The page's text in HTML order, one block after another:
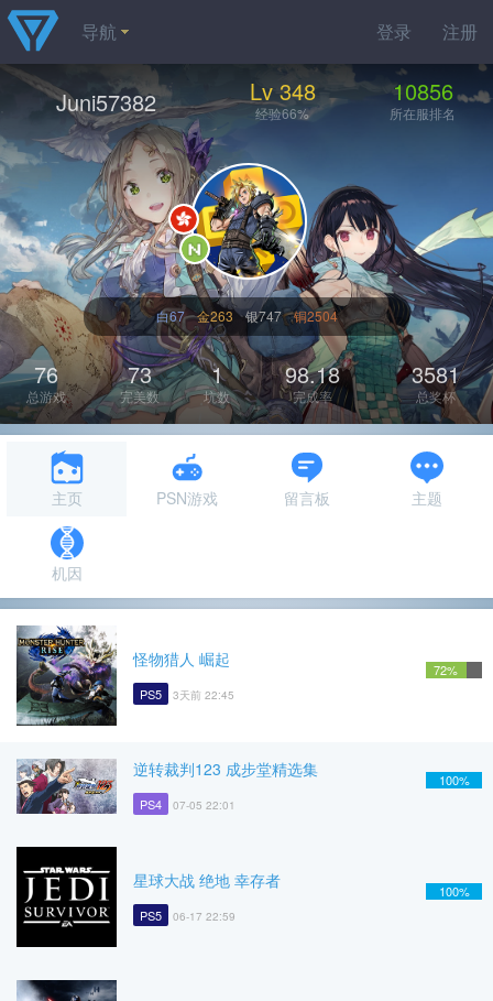
登录 注册
导航
Juni57382 Lv 348
经验66%
10856
所在服排名
白67 金263 银747 铜2504
76
总游戏
73
完美数
1
坑数
98.18
完成率
3581
总奖杯
主页 PSN游戏 留言板 主题
机因
怪物猎人 崛起
PS5 3天前 22:45
72%
逆转裁判123 成步堂精选集
PS4 07-05 22:01
100%
星球大战 绝地 幸存者
PS5 06-17 22:59
100%